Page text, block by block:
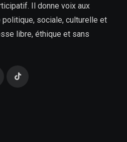
Il donne voix aux
politique, sociale, culturelle et
libre, éthique et sans